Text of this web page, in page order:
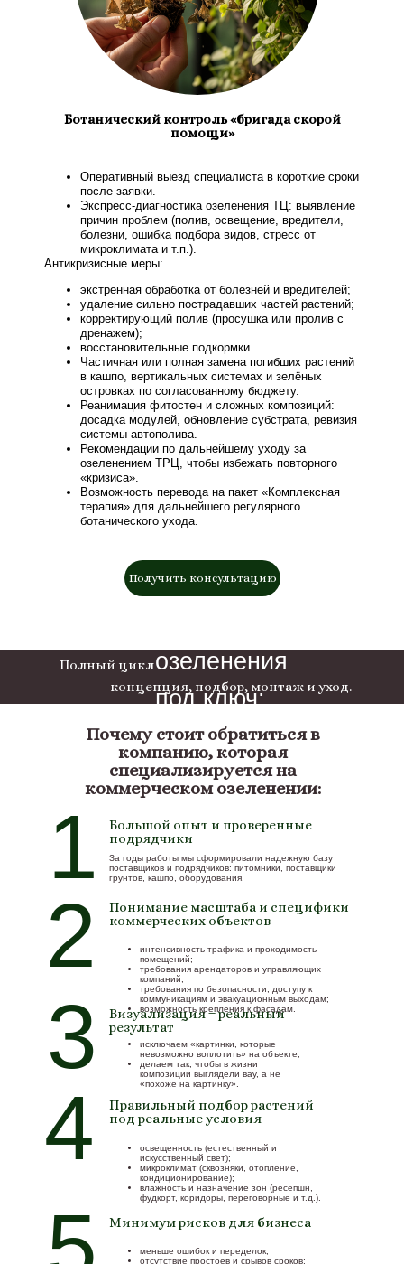
Получить консультацию
Ботанический контроль «бригада скорой
помощи»
Оперативный выезд специалиста в короткие сроки
после заявки.
Экспресс‑диагностика озеленения ТЦ: выявление
причин проблем (полив, освещение, вредители,
болезни, ошибка подбора видов, стресс от
микроклимата и т.п.).
Антикризисные меры:
экстренная обработка от болезней и вредителей;
удаление сильно пострадавших частей растений;
корректирующий полив (просушка или пролив с
дренажем);
восстановительные подкормки.
Частичная или полная замена погибших растений
в кашпо, вертикальных системах и зелёных
островках по согласованному бюджету.
Реанимация фитостен и сложных композиций:
досадка модулей, обновление субстрата, ревизия
системы автополива.
Рекомендации по дальнейшему уходу за
озеленением ТРЦ, чтобы избежать повторного
«кризиса».
Возможность перевода на пакет «Комплексная
терапия» для дальнейшего регулярного
ботанического ухода.
Полный цикл
концепция, подбор, монтаж и уход.
озеленения
под ключ:
1
2
3
4
За годы работы мы сформировали надежную базу
поставщиков и подрядчиков: питомники, поставщики
грунтов, кашпо, оборудования.
Почему стоит обратиться в
компанию, которая
специализируется на
коммерческом озеленении:
Большой опыт и проверенные
подрядчики
меньше ошибок и переделок;
отсутствие простоев и срывов сроков;
Минимум рисков для бизнеса
освещенность (естественный и
искусственный свет);
микроклимат (сквозняки, отопление,
кондиционирование);
влажность и назначение зон (ресепшн,
фудкорт, коридоры, переговорные и т.д.).
Правильный подбор растений
под реальные условия
исключаем «картинки, которые
невозможно воплотить» на объекте;
делаем так, чтобы в жизни
композиции выглядели вау, а не
«похоже на картинку».
Визуализация = реальный
результат
интенсивность трафика и проходимость
помещений;
требования арендаторов и управляющих
компаний;
требования по безопасности, доступу к
коммуникациям и эвакуационным выходам;
возможность крепления к фасадам.
Понимание масштаба и специфики
коммерческих объектов